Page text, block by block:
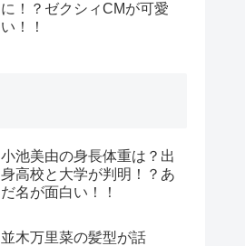
に！？ゼクシィCMが可愛
い！！
小池美由の身長体重は？出
身高校と大学が判明！？あ
だ名が面白い！！
並木万里菜の髪型が話